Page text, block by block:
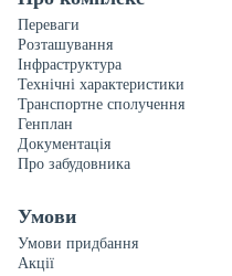
Переваги
Розташування
Інфраструктура
Технічні характеристики
Транспортне сполучення
Генплан
Документація
Про забудовника
Умови
Умови придбання
Акції